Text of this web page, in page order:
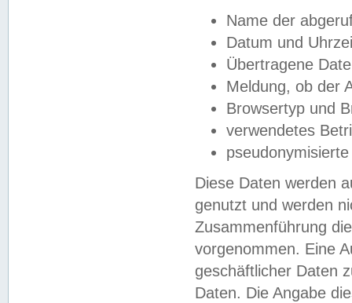
Name der
Datum und
Übertragene
Meldung, ob der
Browsertyp und
verwendetes
Diese Daten werden
genutzt und werden
Zusammenführung
vorgenommen. Eine
geschäftlicher Daten
Daten. Die Angabe